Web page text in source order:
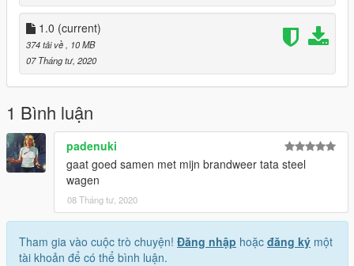
1.0 (current)
374 tải về
, 10 MB
07 Tháng tư, 2020
1 Bình luận
padenuki
gaat goed samen met mijn brandweer tata steel
wagen
08 Tháng tư, 2020
Tham gia vào cuộc trò chuyện! Đăng nhập hoặc đăng ký một
tài khoản để có thể bình luận.